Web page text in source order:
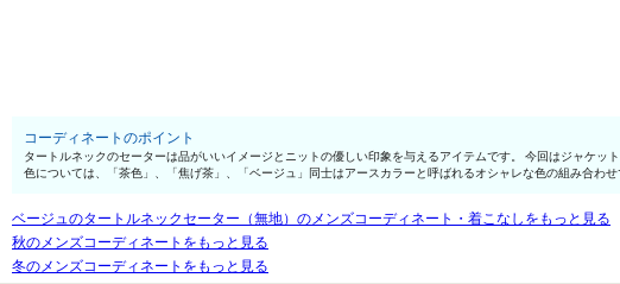
コーディネートのポイント
タートルネックのセーターは品がいいイメージとニットの優しい印象を与えるアイテムです。 今回はジャケ
色については、「茶色」、「焦げ茶」、「ベージュ」同士はアースカラーと呼ばれるオシャレな色の組み合わ
ベージュのタートルネックセーター（無地）のメンズコーディネート・着こなしをもっと見る
秋のメンズコーディネートをもっと見る
冬のメンズコーディネートをもっと見る